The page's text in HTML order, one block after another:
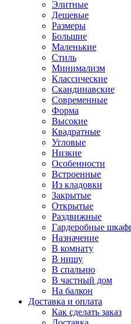
Элитные
Дешевые
Размеры
Большие
Маленькие
Стиль
Минимализм
Классические
Скандинавские
Современные
Форма
Высокие
Квадратные
Угловые
Низкие
Особенности
Встроенные
Из кладовки
Закрытые
Открытые
Раздвижные
Гардеробные
Назначение
В комнату
В нишу
В спальню
В частный дом
На балкон
Доставка и оплата
Как сделать заказ